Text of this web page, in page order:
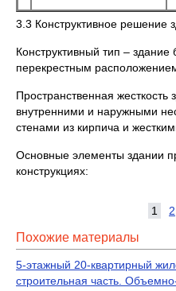
3.3 Конструктивное решение
Конструктивный тип –
перекрестным
Пространственная жесткость
внутренними и наружными
стенами из кирпича и
Основные элементы здании
конструкциях:
1 2
Похожие материалы
5-этажный 20-квартирный
строительная часть.